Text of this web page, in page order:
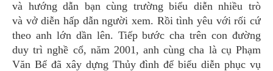
và hướng dẫn bạn cùng trường biểu diễn nhiều trò
và vở diễn hấp dẫn người xem. Rồi tình yêu với rối cứ
theo anh lớn dần lên. Tiếp bước cha trên con đường
duy trì nghề cổ, năm 2001, anh cùng cha là cụ Phạm
Văn Bể đã xây dựng Thủy đình để biểu diễn phục vụ